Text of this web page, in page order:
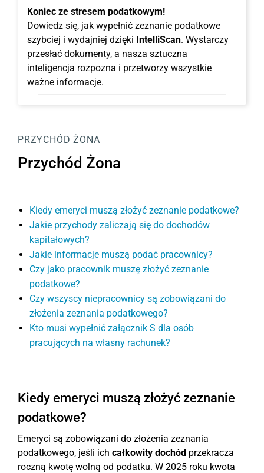
Koniec ze stresem podatkowym!
Dowiedz się, jak wypełnić zeznanie podatkowe
szybciej i wydajniej dzięki IntelliScan. Wystarczy
przesłać dokumenty, a nasza sztuczna
inteligencja rozpozna i przetworzy wszystkie
ważne informacje.
PRZYCHÓD ŻONA
Przychód Żona
Kiedy emeryci muszą złożyć zeznanie podatkowe?
Jakie przychody zaliczają się do dochodów
kapitałowych?
Jakie informacje muszą podać pracownicy?
Czy jako pracownik muszę złożyć zeznanie
podatkowe?
Czy wszyscy niepracownicy są zobowiązani do
złożenia zeznania podatkowego?
Kto musi wypełnić załącznik S dla osób
pracujących na własny rachunek?
Kiedy emeryci muszą złożyć zeznanie
podatkowe?
Emeryci są zobowiązani do złożenia zeznania
podatkowego, jeśli ich całkowity dochód przekracza
roczną kwotę wolną od podatku. W 2025 roku kwota